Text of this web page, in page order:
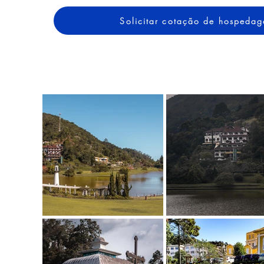
Solicitar cotação de